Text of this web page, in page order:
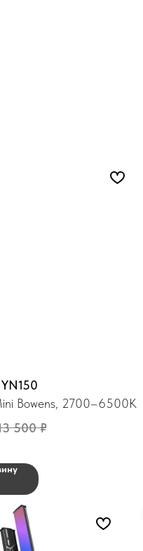
Bowens, 2700–6500K
500 ₽